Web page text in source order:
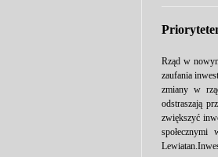
Rząd w
zaufania
zmiany w
odstraszają
zwiększyć